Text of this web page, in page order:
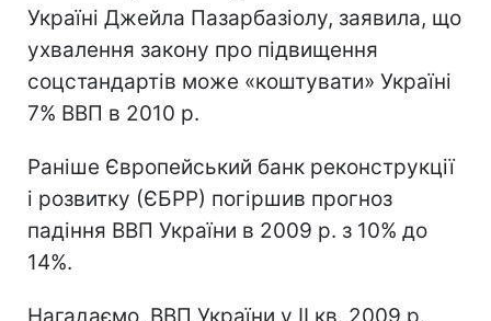
Україні Джейла Пазарбазіолу, заявила, що
ухвалення закону про підвищення
соцстандартів може «коштувати» Україні
7% ВВП в 2010 р.
Раніше Європейський банк реконструкції
і розвитку (ЄБРР) погіршив прогноз
падіння ВВП України в 2009 р. з 10% до
14%.
Нагадаємо, ВВП України у ІІ кв. 2009 р.